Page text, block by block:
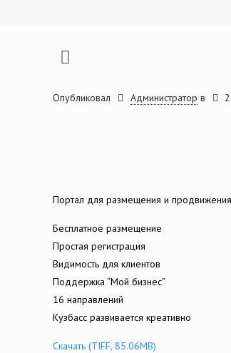
Опубликовал Администратор в
Портал для размещения и
Бесплатное размещение
Простая регистрация
Видимость для клиентов
Поддержка “Мой бизнес”
16 направлений
Кузбасс развивается креативно
Скачать (TIFF, 85.06MB)